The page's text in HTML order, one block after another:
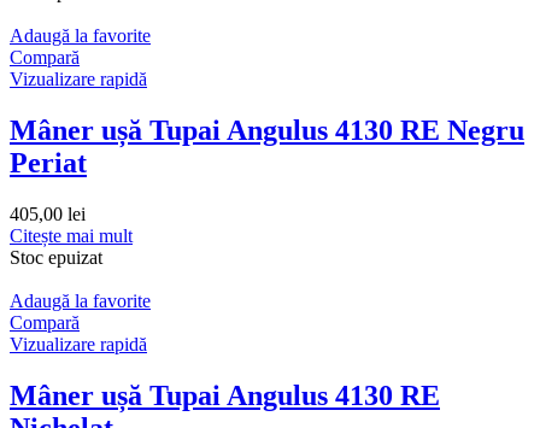
Adaugă la favorite
Compară
Vizualizare rapidă
Mâner ușă Tupai Angulus 4130 RE Negru
Periat
405,00 lei
Citește mai mult
Stoc epuizat
Adaugă la favorite
Compară
Vizualizare rapidă
Mâner ușă Tupai Angulus 4130 RE